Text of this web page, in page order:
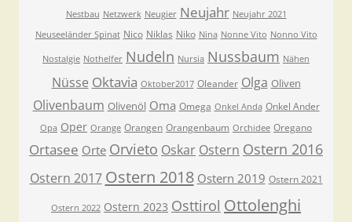
Nestbau Netzwerk Neugier Neujahr Neujahr 2021
Neuseeländer Spinat Nico Niklas Niko Nina Nonne Vito Nonno Vito
Nostalgie Nothelfer Nudeln Nursia Nussbaum Nähen
Nüsse Oktavia Oktober2017 Oleander Olga Oliven
Olivenbaum Olivenöl Oma Omega Onkel Anda Onkel Ander
Opa Oper Orange Orangen Orangenbaum Orchidee Oregano
Ortasee Orte Orvieto Oskar Ostern Ostern 2016
Ostern 2017 Ostern 2018 Ostern 2019 Ostern 2021
Ostern 2022 Ostern 2023 Osttirol Ottolenghi